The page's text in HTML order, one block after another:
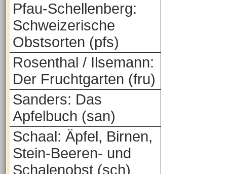
Pfau-Schellenberg:
Schweizerische
Obstsorten (pfs)
Rosenthal / Ilsemann:
Der Fruchtgarten (fru)
Sanders: Das
Apfelbuch (san)
Schaal: Äpfel, Birnen,
Stein-Beeren- und
Schalenobst (sch)